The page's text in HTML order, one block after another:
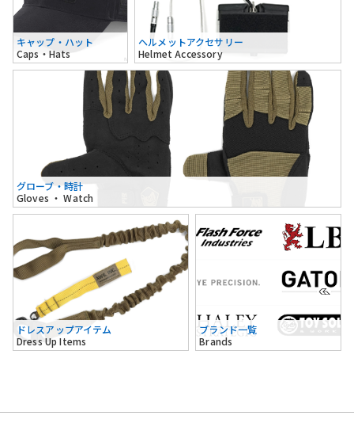
キャップ・ハット
Caps・Hats
ヘルメットアクセサリー
Helmet Accessory
グローブ・時計
Gloves ・ Watch
ドレスアップアイテム
Dress Up Items
ブランド一覧
Brands